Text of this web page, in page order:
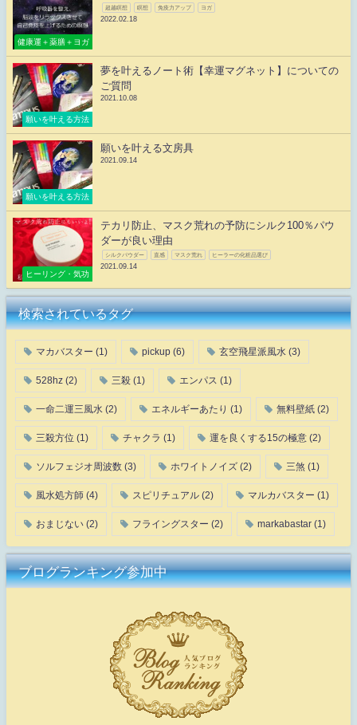
健康運＋薬膳＋ヨガ
超越瞑想 瞑想 免疫力アップ ヨガ
2022.02.18
願いを叶える方法
夢を叶えるノート術【幸運マグネット】についての
ご質問
2021.10.08
願いを叶える方法
願いを叶える文房具
2021.09.14
ヒーリング・気功
テカリ防止、マスク荒れの予防にシルク100％パウ
ダーが良い理由
シルクパウダー 直感 マスク荒れ ヒーラーの化粧品選び
2021.09.14
検索されているタグ
マカバスター (1) pickup (6) 玄空飛星派風水 (3)
528hz (2) 三殺 (1) エンパス (1)
一命二運三風水 (2) エネルギーあたり (1) 無料壁紙 (2)
三殺方位 (1) チャクラ (1) 運を良くする15の極意 (2)
ソルフェジオ周波数 (3) ホワイトノイズ (2) 三煞 (1)
風水処方師 (4) スピリチュアル (2) マルカバスター (1)
おまじない (2) フライングスター (2) markabastar (1)
ブログランキング参加中